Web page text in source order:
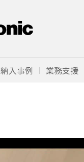
納入事例 業務支援